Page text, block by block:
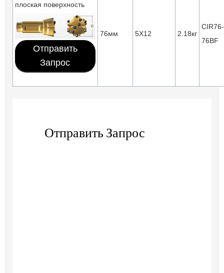
плоская поверхность
Отправить
Запрос
76мм 5X12 2.18кг
CIR76-
76BF
Отправить Запрос